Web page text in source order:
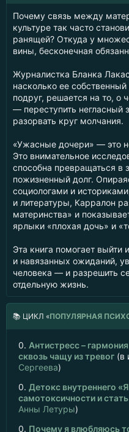
Почему связь между
культуре так часто
ранящей? Откуда у
вины, бесконечная
Журналистка Бланка
насколько ее
подруг, решается на то, о
— переступить негласный
разорвать круг молчания.
«Ужасные дочери» — это
Это внимательное
способна превращаться в
пожизненный долг.
социологами и
и литературы, Карралон
материнства» и
ярлыки «плохая дочь» и
Эта книга помогает выйти
и навязанных ожиданий,
человека — и разрешить
отдельную жизнь.
📚 ЦИКЛ «ПОПУЛЯРНАЯ
0. Антистресс –
сквозь чащу из тревог (в
Сергеева)
0. Детокс внутреннего
самотоксичности и
Анны Летуры)
0. Почему я влюбляюсь